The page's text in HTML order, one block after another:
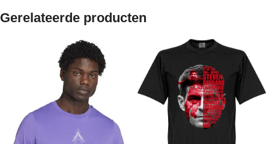
Gerelateerde producten